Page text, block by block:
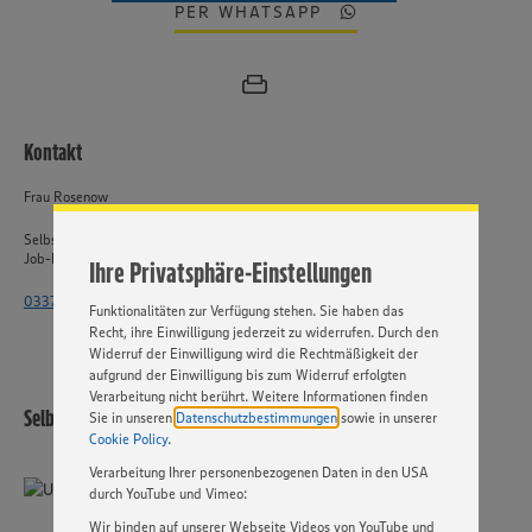
Ihre Privatsphäre-Einstellungen
Wir setzen Cookies und andere Technologien ein, um Ihnen
Cookies und anderer Technologien ist freiwillig und kann
„EINSTELLUNGEN ÄNDERN”. Bitte beachten Sie, dass auf
Basis Ihrer Einstellungen ggf. nicht mehr alle
Funktionalitäten zur Verfügung stehen. Sie haben das
Recht, ihre Einwilligung jederzeit zu widerrufen. Durch den
Widerruf der Einwilligung wird die Rechtmäßigkeit der
aufgrund der Einwilligung bis zum Widerruf erfolgten
Verarbeitung nicht berührt. Weitere Informationen finden
Sie in unseren Datenschutzbestimmungen sowie in unserer
Cookie Policy.
Verarbeitung Ihrer personenbezogenen Daten in den USA
durch YouTube und Vimeo:
Wir binden auf unserer Webseite Videos von YouTube und
PER WHATSAPP
Kontakt
Frau Rosenow
Selbstständiger Einzelhandel
Job-ID: 62644
033764 - 2515 4471
Selbstständiger Einzelhandel